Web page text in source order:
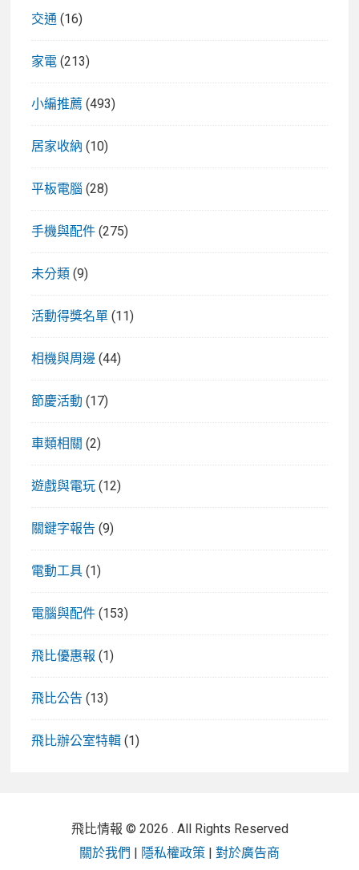
交通 (16)
家電 (213)
小編推薦 (493)
居家收納 (10)
平板電腦 (28)
手機與配件 (275)
未分類 (9)
活動得獎名單 (11)
相機與周邊 (44)
節慶活動 (17)
車類相關 (2)
遊戲與電玩 (12)
關鍵字報告 (9)
電動工具 (1)
電腦與配件 (153)
飛比優惠報 (1)
飛比公告 (13)
飛比辦公室特輯 (1)
飛比情報 © 2026 . All Rights Reserved
關於我們 | 隱私權政策 | 對於廣告商